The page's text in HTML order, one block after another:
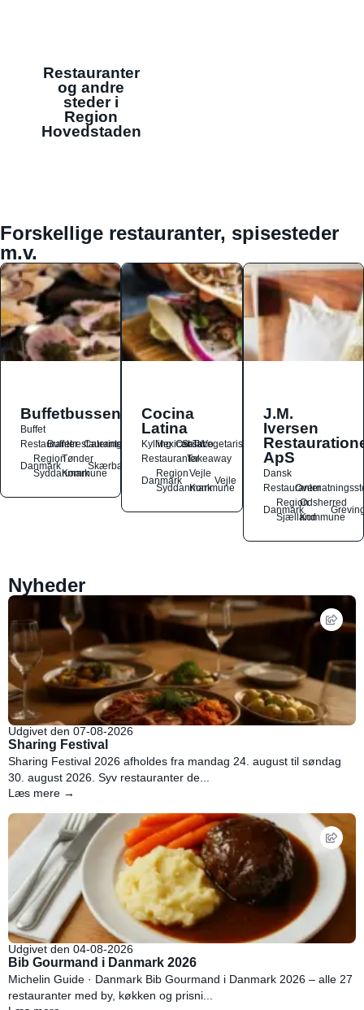
Restauranter
og andre
steder i
Region
Hovedstaden
Forskellige restauranter, spisesteder
m.v.
Buffetbussen
Buffet
Restauranter
Buffetrestauranter
Catering
Danmark
Region
Syddanmark
Tønder
Kommune
Skærbæk
Cocina
Latina
Kylling
Mexicansk
OstSalat
TacoVegetarisk
RestauranterTakeaway
Danmark
Region
Syddanmark
Vejle
Kommune
Vejle
J.M.
Iversen
ApS
Dansk
Restauranter
Danmark
Region
Sjælland
Odsherred
Kommune
Nyheder
Udgivet den 07-08-2026
Sharing Festival
Sharing Festival 2026 afholdes fra mandag 24. august til søndag
30. august 2026. Syv restauranter de...
Læs mere →
Udgivet den 04-08-2026
Bib Gourmand i Danmark 2026
Michelin Guide · Danmark Bib Gourmand i Danmark 2026 – alle 27
restauranter med by, køkken og prisni...